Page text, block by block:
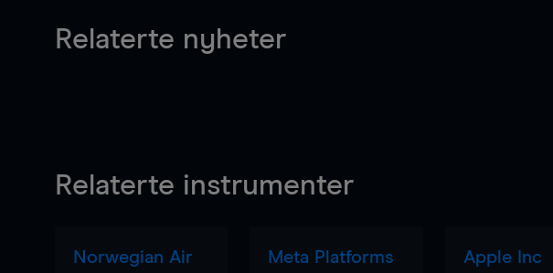
Relaterte nyheter
Relaterte instrumenter
Norwegian Air
Meta Platforms
Apple Inc